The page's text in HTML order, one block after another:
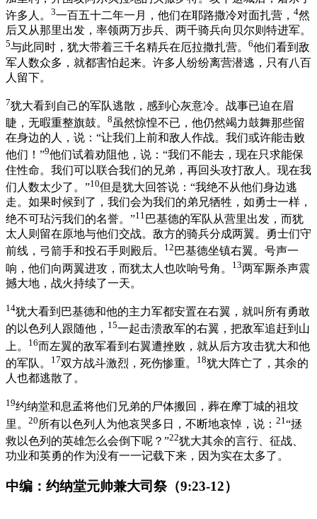
许多人。 3一百五十二年一月，他们在耶路撒冷对面扎营， 4然
后又从那里出发，率领两万步兵、两千骑兵向贝尔则特进军。
5与此同时，犹大带着三千名精兵在厄拉撒扎营。 6他们看到敌
军人数众多，就都害怕起来。许多人纷纷离营潜逃，只有八百
人留下。
7犹大看到自己的军队逃散，感到心灰意冷。战事已迫在眉
睫，无暇重整旗鼓。 8虽然惊惶不已，他仍然竭力鼓舞那些留
在身边的人，说：“让我们上前和敌人作战。我们或许能击败
他们！”9他们试着劝阻他，说：“我们不能去，现在只求能保
住性命。我们可以联合我们的兄弟，再回头攻打敌人。现在我
们人数太少了。”10但是犹大回答说：“我绝不从他们身边逃
走。如果时候到了，我们会为我们的弟兄牺牲，如勇士一样，
绝不可玷污我们的名誉。”11 巴基德的军队从营里出发，而犹
太人则留在原地与他们交战。敌方的骑兵分成两翼。勇士们守
前线，弓箭手和投石手则殿后。
12 巴基德坐镇右翼。号声一
响，他们向两翼进攻，而犹太人也吹响号角。
13两军厮杀声震
撼大地，战火持续了一天。
14犹大看到巴基德和他的主力军都安置在右翼，就叫所有勇敢
的以色列人跟随他， 15一起击溃敌军的右翼，把敌军追赶到山
上。
16而左翼的敌军看到右翼遭挫败，就从后方攻击犹大和他
的军队。
17双方战斗激烈，死伤惨重。 18犹大阵亡了，其余的
人也都逃散了。
19约纳堂和息孟将他们兄弟的尸体搬回，葬在摩丁城的祖坟
里。 20 所有以色列人为他哀哭多日，不断地哀悼，说： 21 “拯
救以色列的英雄怎么会倒下呢？”22犹大其余的言行、征战、
功业和英勇的作为没有一一记载下来，因为实在太多了。
中编：约纳堂元帅兼大司祭（9:23-12）